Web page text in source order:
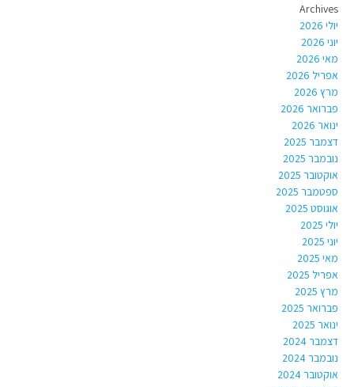
Archives
יולי 2026
יוני 2026
מאי 2026
אפריל 2026
מרץ 2026
פברואר 2026
ינואר 2026
דצמבר 2025
נובמבר 2025
אוקטובר 2025
ספטמבר 2025
אוגוסט 2025
יולי 2025
יוני 2025
מאי 2025
אפריל 2025
מרץ 2025
פברואר 2025
ינואר 2025
דצמבר 2024
נובמבר 2024
אוקטובר 2024